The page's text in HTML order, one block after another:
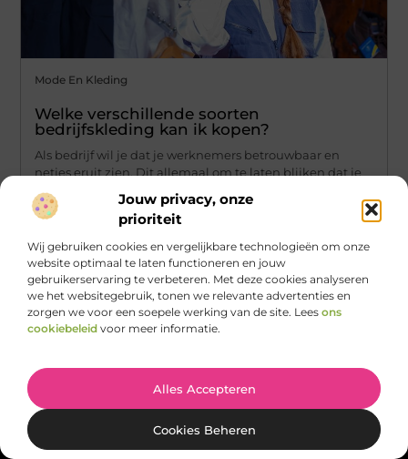
Jouw privacy, onze
prioriteit
Wij gebruiken cookies en vergelijkbare technologieën om onze
website optimaal te laten functioneren en jouw
gebruikerservaring te verbeteren. Met deze cookies analyseren
we het websitegebruik, tonen we relevante advertenties en
zorgen we voor een soepele werking van de site. Lees ons
cookiebeleid voor meer informatie.
Alles Accepteren
Cookies Beheren
Mode En Kleding
Welke verschillende soorten
bedrijfskleding kan ik kopen?
Als bedrijf wil je dat je werknemers betrouwbaar en
netjes eruit zien. Dit allemaal om te laten blijken dat je
...
@2025 All Right Reserved.
www.patrickstrijards.nl.
Bericht categorie